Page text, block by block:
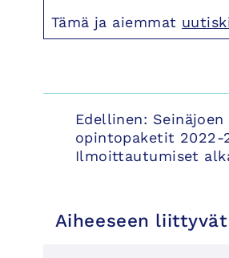
Tämä ja aiemmat
Artikkelien
selaus
Edellinen:
opintopaketit 2022-
Ilmoittautumiset
Aiheeseen